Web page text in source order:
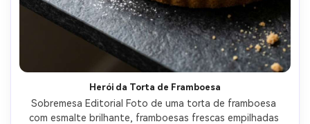
Herói da Torta de Framboesa
Sobremesa Editorial Foto de uma torta de framboesa
com esmalte brilhante, framboesas frescas empilhadas